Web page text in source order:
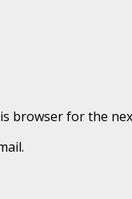
browser for the